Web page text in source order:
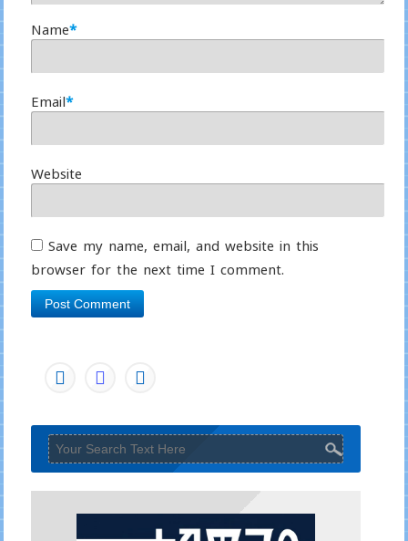
Name*
Email*
Website
Save my name, email, and website in this
browser for the next time I comment.